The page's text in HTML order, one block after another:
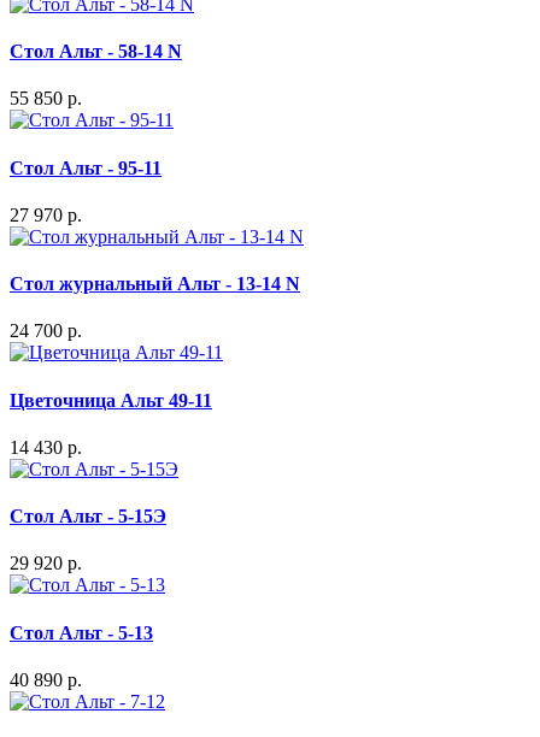
Стол Альт - 58-14 N
55 850 р.
Стол Альт - 95-11
27 970 р.
Стол журнальный Альт - 13-14 N
24 700 р.
Цветочница Альт 49-11
14 430 р.
Стол Альт - 5-15Э
29 920 р.
Стол Альт - 5-13
40 890 р.